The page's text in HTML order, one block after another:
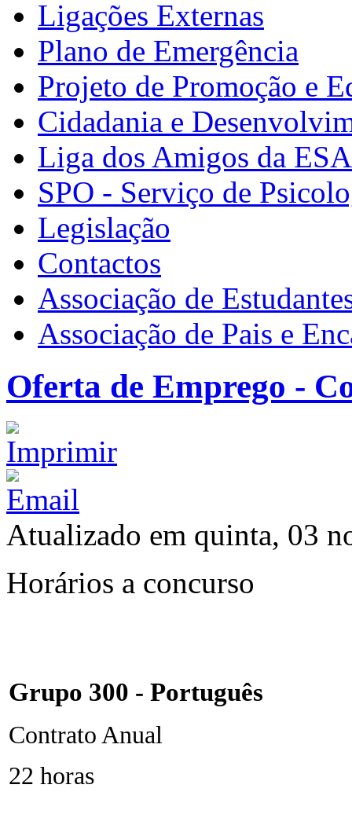
Ligações Externas
Plano de Emergência
Projeto de Promoção e
Cidadania e
Liga dos Amigos da
SPO - Serviço de
Legislação
Contactos
Associação de
Associação de Pais e
Oferta de Emprego -
Atualizado em quinta, 03
Horários a concurso
Grupo 300 - Português
Contrato Anual
22 horas